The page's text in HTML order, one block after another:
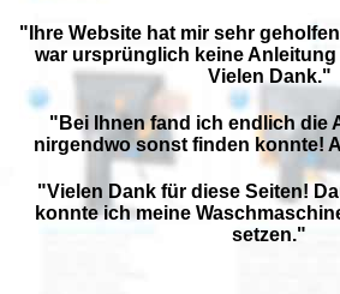
"Ihre Website hat mir sehr
war ursprünglich keine
Vielen Dank."
"Bei Ihnen fand ich endlich die
nirgendwo sonst finden konnte!
"Vielen Dank für diese Seiten!
konnte ich meine
setzen."